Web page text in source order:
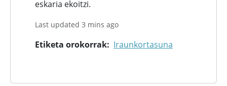
eskaria ekoitzi.
Last updated 3 mins ago
Etiketa orokorrak Iraunkortasuna